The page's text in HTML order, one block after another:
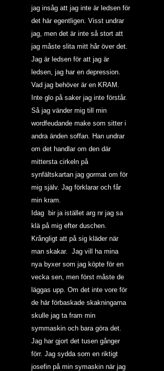
jag insåg att jag inte är ledsen för
det här egentligen. Visst undrar
jag, men det är inte så stort att
jag måste slita mitt hår över det.
Jag är ledsen för att jag är
ledsen, jag har en depression.
Vad jag behöver är en KRAM.
Inte glo på saker jag inte förstår.
Så jag vänder mig till min
wordfeudande make som sitter i
andra änden soffan. Han undrar
om det handlar om den där
mittersta cirkeln på
synfältskartan jag gormat om för
mig själv. Jag förklarar och får
min kram.
Idag  bir ja istället arg nr jag sa
klä på mig efter duschen.
Krångligt att på sig kläder när
man skakar.  Jag vill ha mina
nya byxer som jag köpte för en
vecka sen, men först måste de
läggas upp. Om det inte vore för
de här förbaskade skakningarna
skulle jag ta fram min
symmaskin och bara göra det.
Jag har gjort det tusen gånger
förr. Jag sydda som en riktigt
josefin på min symaskin när jag